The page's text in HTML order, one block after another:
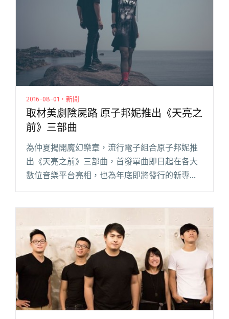
2016-08-01・新聞
取材美劇陰屍路 原子邦妮推出《天亮之
前》三部曲
為仲夏揭開魔幻樂章，流行電子組合原子邦妮推
出《天亮之前》三部曲，首發單曲即日起在各大
數位音樂平台亮相，也為年底即將發行的新專輯
預告暖身！ 「天亮三部曲」靈感來自於兩位成員
妮推出《天亮之前》三部曲"